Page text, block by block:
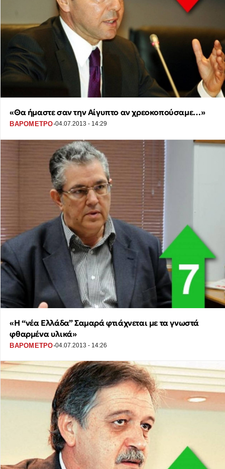
«Θα ήμαστε σαν την Αίγυπτο αν χρεοκοπούσαμε…»
ΒΑΡΟΜΕΤΡΟ·04.07.2013 - 14:29
«Η “νέα Ελλάδα” Σαμαρά φτιάχνεται με τα γνωστά
φθαρμένα υλικά»
ΒΑΡΟΜΕΤΡΟ·04.07.2013 - 14:26